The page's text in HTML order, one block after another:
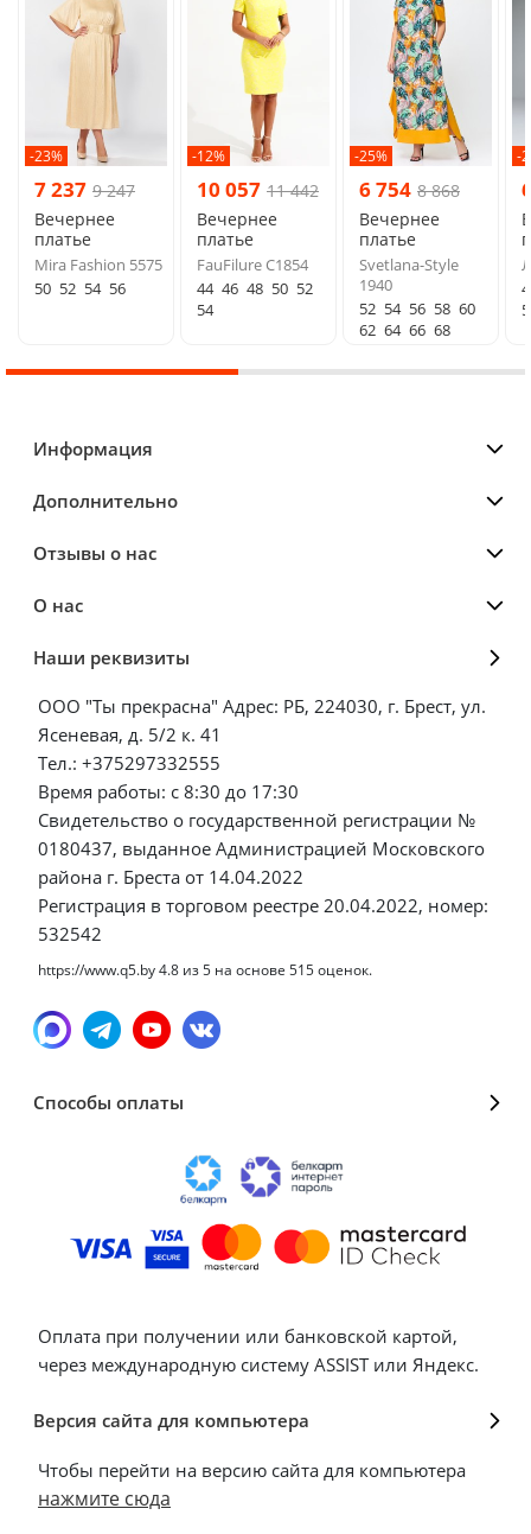
-23%
7 237 9 247
Вечернее
платье
Mira Fashion 5575
50 52 54 56
-12%
10 057 11 442
Вечернее
платье
FauFilure C1854
44 46 48 50 52
54
-25%
6 754 8 868
Вечернее
платье
Svetlana-Style
1940
52 54 56 58 60
62 64 66 68
-
Информация
Дополнительно
Отзывы о нас
О нас
Наши реквизиты
ООО "Ты прекрасна" Адрес: РБ, 224030, г. Брест, ул.
Ясеневая, д. 5/2 к. 41
Тел.: +375297332555
Время работы: с 8:30 до 17:30
Свидетельство о государственной регистрации №
0180437, выданное Администрацией Московского
района г. Бреста от 14.04.2022
Регистрация в торговом реестре 20.04.2022, номер:
532542
https://www.q5.by4.8 из5 на основе 515оценок.
Способы оплаты
Оплата при получении или банковской картой,
через международную систему ASSIST или Яндекс.
Версия сайта для компьютера
Чтобы перейти на версию сайта для компьютера
нажмите сюда